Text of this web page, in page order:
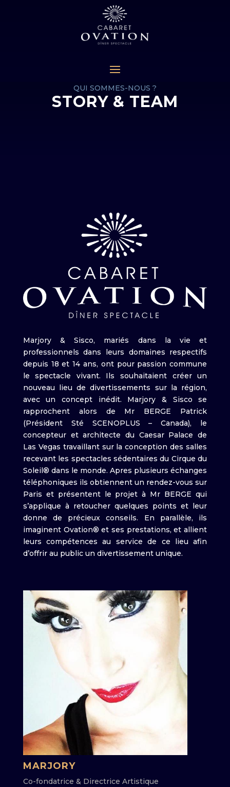
QUI SOMMES-NOUS ?
STORY & TEAM
Marjory & Sisco, mariés dans la vie et
professionnels dans leurs domaines respectifs
depuis 18 et 14 ans, ont pour passion commune
le spectacle vivant. Ils souhaitaient créer un
nouveau lieu de divertissements sur la région,
avec un concept inédit. Marjory & Sisco se
rapprochent alors de Mr BERGE Patrick
(Président Sté SCENOPLUS – Canada), le
concepteur et architecte du Caesar Palace de
Las Vegas travaillant sur la conception des salles
recevant les spectacles sédentaires du Cirque du
Soleil® dans le monde. Apres plusieurs échanges
téléphoniques ils obtiennent un rendez-vous sur
Paris et présentent le projet à Mr BERGE qui
s’applique à retoucher quelques points et leur
donne de précieux conseils. En parallèle, ils
imaginent Ovation® et ses prestations, et allient
leurs compétences au service de ce lieu afin
d’offrir au public un divertissement unique.
MARJORY
Co-fondatrice & Directrice Artistique